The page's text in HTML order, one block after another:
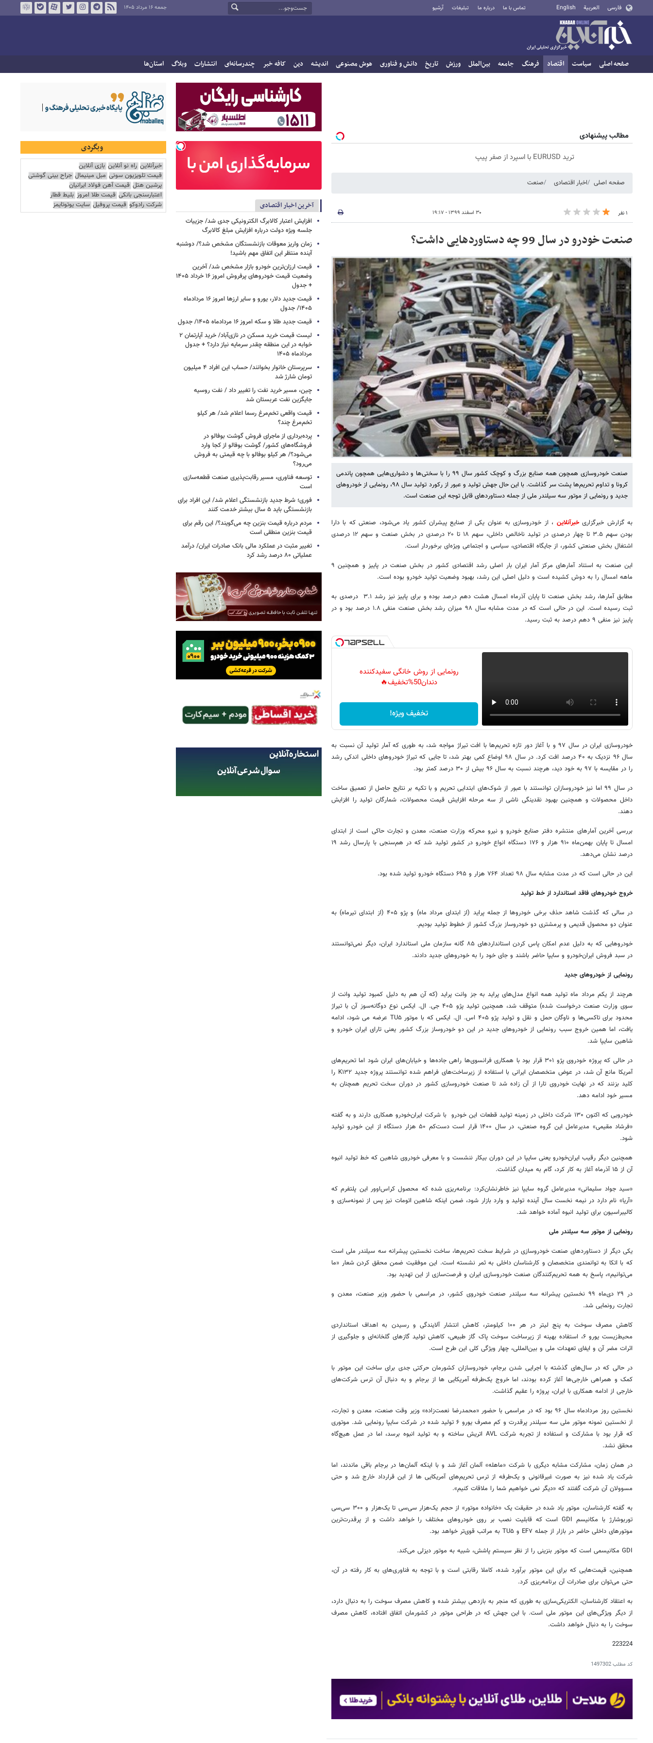
فارسی العربية English تماس با ما درباره ما تبلیغات آرشیو جمعه ۱۶ مرداد ۱۴۰۵
صفحه اصلی سیاست اقتصاد فرهنگ جامعه بین‌الملل ورزش تاریخ دانش و فناوری هوش مصنوعی اندیشه دین کافه خبر چندرسانه‌ای انتشارات وبلاگ استان‌ها
مطالب پیشنهادی
ترید EURUSD با اسپرد از صفر پیپ
صفحه اصلی اخبار اقتصادی صنعت
۱ نفر ۳۰ اسفند ۱۳۹۹ - ۱۹:۱۷
صنعت خودرو در سال 99 چه دستاوردهایی داشت؟
صنعت خودروسازی همچون همه صنایع بزرگ و کوچک کشور سال ۹۹ را با سختی‌ها و دشواری‌هایی همچون پاندمی
کرونا و تداوم تحریم‌ها پشت سر گذاشت. با این حال جهش تولید و عبور از رکورد تولید سال ۹۸، رونمایی از خودروهای
جدید و رونمایی از موتور سه سیلندر ملی از جمله دستاوردهای قابل توجه این صنعت است.
به گزارش خبرگزاریخبرآنلاین ، از خودروسازی به عنوان یکی از صنایع پیشران کشور یاد می‌شود، صنعتی که با دارا
بودن سهم ۳.۵ تا چهار درصدی در تولید ناخالص داخلی، سهم ۱۸ تا ۲۰ درصدی در بخش صنعت و سهم ۱۲ درصدی
اشتغال بخش صنعتی کشور، از جایگاه اقتصادی، سیاسی و اجتماعی ویژه‌ای برخوردار است.
این صنعت به استناد آمارهای مرکز آمار ایران بار اصلی رشد اقتصادی کشور در بخش صنعت در پاییز و همچنین ۹
ماهه امسال را به دوش کشیده است و دلیل اصلی این رشد، بهبود وضعیت تولید خودرو بوده است.
مطابق آمارها، رشد بخش صنعت تا پایان آذرماه امسال هشت دهم درصد بوده و برای پاییز نیز رشد ۳.۱ درصدی به
ثبت رسیده است. این در حالی است که در مدت مشابه سال ۹۸ میزان رشد بخش صنعت منفی ۱.۸ درصد بود و در
پاییز نیز منفی ۹ دهم درصد به ثبت رسید.
رونمایی از روش خانگی سفیدکننده
دندان50%تخفیف🔥
تخفیف ویژه!
خودروسازی ایران در سال ۹۷ و با آغاز دور تازه تحریم‌ها با افت تیراژ مواجه شد، به طوری که آمار تولید آن نسبت به
سال ۹۶ نزدیک به ۴۰ درصد افت کرد. در سال ۹۸ اوضاع کمی بهتر شد، تا جایی که تیراژ خودروهای داخلی اندکی رشد
را در مقایسه با ۹۷ به خود دید، هرچند نسبت به سال ۹۶ بیش از ۳۰ درصد کمتر بود.
در سال ۹۹ اما نیز خودروسازان توانستند با عبور از شوک‌های ابتدایی تحریم و با تکیه بر نتایج حاصل از تعمیق ساخت
داخل محصولات و همچنین بهبود نقدینگی ناشی از سه مرحله افزایش قیمت محصولات، شمارگان تولید را افزایش
دهند.
بررسی آخرین آمارهای منتشره دفتر صنایع خودرو و نیرو محرکه وزارت صنعت، معدن و تجارت حاکی است از ابتدای
امسال تا پایان بهمن‌ماه ۹۱۰ هزار و ۱۷۶ دستگاه انواع خودرو در کشور تولید شد که در هم‌سنجی با پارسال رشد ۱۹
درصد نشان می‌دهد.
این در حالی است که در مدت مشابه سال ۹۸ تعداد ۷۶۴ هزار و ۶۹۵ دستگاه خودرو تولید شده بود.
خروج خودروهای فاقد استاندارد از خط تولید
در سالی که گذشت شاهد حذف برخی خودروها از جمله پراید (از ابتدای مرداد ماه) و پژو ۴۰۵ (از ابتدای تیرماه) به
عنوان دو محصول قدیمی و پرمشتری دو خودروساز بزرگ کشور از خطوط تولید بودیم.
خودروهایی که به دلیل عدم امکان پاس کردن استانداردهای ۸۵ گانه سازمان ملی استاندارد ایران، دیگر نمی‌توانستند
در سبد فروش ایران‌خودرو و سایپا حاضر باشند و جای خود را به خودروهای جدید دادند.
رونمایی از خودروهای جدید
هرچند از یکم مرداد ماه تولید همه انواع مدل‌های پراید به جز وانت پراید (که آن هم به دلیل کمبود تولید وانت از
سوی وزارت صنعت درخواست شده) متوقف شد، همچنین تولید پژو ۴۰۵ جی. ال. ایکس نوع دوگانه‌سوز آن با تیراژ
محدود برای تاکسی‌ها و ناوگان حمل و نقل و تولید پژو ۴۰۵ اس. ال. ایکس که با موتور TU۵ عرضه می شود، ادامه
یافت، اما همین خروج سبب رونمایی از خودروهای جدید در این دو خودروساز بزرگ کشور یعنی تارای ایران خودرو و
شاهین سایپا شد.
در حالی که پروژه خودروی پژو ۳۰۱ قرار بود با همکاری فرانسوی‌ها راهی جاده‌ها و خیابان‌های ایران شود اما تحریم‌های
آمریکا مانع آن شد، در عوض متخصصان ایرانی با استفاده از زیرساخت‌های فراهم شده توانستند پروژه جدید K۱۳۲ را
کلید بزنند که در نهایت خودروی تارا از آن زاده شد تا صنعت خودروسازی کشور در دوران سخت تحریم همچنان به
مسیر خود ادامه دهد.
خودرویی که اکنون ۱۳۰ شرکت داخلی در زمینه تولید قطعات این خودرو با شرکت ایران‌خودرو همکاری دارند و به گفته
«فرشاد مقیمی» مدیرعامل این گروه صنعتی، در سال ۱۴۰۰ قرار است دست‌کم ۵۰ هزار دستگاه از این خودرو تولید
شود.
همچنین دیگر رقیب ایران‌خودرو یعنی سایپا در این دوران بیکار ننشست و با معرفی خودروی شاهین که خط تولید انبوه
آن از ۱۵ آذرماه آغاز به کار کرد، گام به میدان گذاشت.
«سید جواد سلیمانی» مدیرعامل گروه سایپا نیز خاطرنشان‌کرد: برنامه‌ریزی شده که محصول کراس‌اوور این پلتفرم که
«آریا» نام دارد در نیمه نخست سال آینده تولید و وارد بازار شود، ضمن اینکه شاهین اتومات نیز پس از نمونه‌سازی و
کالیبراسیون برای تولید انبوه آماده خواهد شد.
رونمایی از موتور سه سیلندر ملی
یکی دیگر از دستاوردهای صنعت خودروسازی در شرایط سخت تحریم‌ها، ساخت نخستین پیشرانه سه سیلندر ملی است
که با اتکا به توانمندی متخصصان و کارشناسان داخلی به ثمر نشسته است. این موفقیت ضمن محقق کردن شعار «ما
می‌توانیم»، پاسخ به همه تحریم‌کنندگان صنعت خودروسازی ایران و فرصت‌سازی از این تهدید بود.
در ۲۹ دی‌ماه ۹۹ نخستین پیشرانه سه سیلندر صنعت خودروی کشور، در مراسمی با حضور وزیر صنعت، معدن و
تجارت رونمایی شد.
کاهش مصرف سوخت به پنج لیتر در هر ۱۰۰ کیلومتر، کاهش انتشار آلایندگی و رسیدن به اهداف استانداردی
محیط‌زیست یورو ۶، استفاده بهینه از زیرساخت سوخت پاک گاز طبیعی، کاهش تولید گازهای گلخانه‌ای و جلوگیری از
اثرات مضر آن و ایفای تعهدات ملی و بین‌المللی، چهار ویژگی کلی این طرح است.
در حالی که در سال‌های گذشته با اجرایی شدن برجام، خودروسازان کشورمان حرکتی جدی برای ساخت این موتور با
کمک و همراهی خارجی‌ها آغاز کرده بودند، اما خروج یک‌طرفه آمریکایی ها از برجام و به دنبال آن ترس شرکت‌های
خارجی از ادامه همکاری با ایران، پروژه را عقیم گذاشت.
نخستین روز مردادماه سال ۹۶ بود که در مراسمی با حضور «محمدرضا نعمت‌زاده» وزیر وقت صنعت، معدن و تجارت،
از نخستین نمونه موتور ملی سه سیلندر پرقدرت و کم مصرف یورو ۶ تولید شده در شرکت سایپا رونمایی شد. موتوری
که قرار بود با مشارکت و استفاده از تجربه شرکت AVL اتریش ساخته و به تولید انبوه برسد، اما در عمل هیچ‌گاه
محقق نشد.
در همان زمان، مشارکت مشابه دیگری با شرکت «ماهله» آلمان آغاز شد و با اینکه آلمان‌ها در برجام باقی ماندند، اما
شرکت یاد شده نیز به صورت غیرقانونی و یک‌طرفه از ترس تحریم‌های آمریکایی ها از این قرارداد خارج شد و حتی
مسوولان آن شرکت گفتند که «دیگر نمی خواهیم شما را ملاقات کنیم».
به گفته کارشناسان، موتور یاد شده در حقیقت یک «خانواده موتور» از حجم یک‌هزار سی‌سی تا یک‌هزار و ۳۰۰ سی‌سی
توربوشارژ با مکانیسم GDI است که قابلیت نصب بر روی خودروهای مختلف را خواهد داشت و از پرقدرت‌ترین
موتورهای داخلی حاضر در بازار از جمله EF۷ و TU۵ به مراتب قوی‌تر خواهد بود.
GDI مکانیسمی است که موتور بنزینی را از نظر سیستم پاشش، شبیه به موتور دیزلی می‌کند.
همچنین، قیمت‌هایی که برای این موتور برآورد شده، کاملا رقابتی است و با توجه به فناوری‌های به کار رفته در آن،
حتی می‌توان برای صادرات آن برنامه‌ریزی کرد.
به اعتقاد کارشناسان، الکتریکی‌سازی به طوری که منجر به بازدهی بیشتر شده و کاهش مصرف سوخت را به دنبال دارد،
از دیگر ویژگی‌های این موتور ملی است. با این جهش که در طراحی موتور در کشورمان اتفاق افتاده، کاهش مصرف
سوخت را به دنبال خواهد داشت.
223224
کد مطلب1497302
آخرین اخبار اقتصادی
افزایش اعتبار کالابرگ الکترونیکی جدی شد/ جزییات
جلسه ویژه دولت درباره افزایش مبلغ کالابرگ
زمان واریز معوقات بازنشستگان مشخص شد؟/ دوشنبه
آینده منتظر این اتفاق مهم باشید!
قیمت ارزان‌ترین خودرو بازار مشخص شد/ آخرین
وضعیت قیمت خودروهای پرفروش امروز ۱۶ خرداد ۱۴۰۵
+ جدول
قیمت جدید دلار، یورو و سایر ارزها امروز ۱۶ مردادماه
۱۴۰۵/ جدول
قیمت جدید طلا و سکه امروز ۱۶ مردادماه ۱۴۰۵/ جدول
لیست قیمت خرید مسکن در نازی‌آباد/ خرید آپارتمان ۲
خوابه در این منطقه چقدر سرمایه نیاز دارد؟ + جدول
مردادماه ۱۴۰۵
سرپرستان خانوار بخوانند/ حساب این افراد ۴ میلیون
تومان شارژ شد
چین، مسیر خرید نفت را تغییر داد / نفت روسیه
جایگزین نفت عربستان شد
قیمت واقعی تخم‌مرغ رسما اعلام شد/ هر کیلو
تخم‌مرغ چند؟
پرده‌برداری از ماجرای فروش گوشت بوفالو در
فروشگاه‌های کشور/ گوشت بوفالو از کجا وارد
می‌شود؟/ هر کیلو بوفالو با چه قیمتی به فروش
می‌رود؟
توسعه فناوری، مسیر رقابت‌پذیری صنعت قطعه‌سازی
است
فوری؛ شرط جدید بازنشستگی اعلام شد/ این افراد برای
بازنشستگی باید ۵ سال بیشتر خدمت کنند
مردم درباره قیمت بنزین چه می‌گویند؟/ این رقم برای
قیمت بنزین منطقی است
تغییر مثبت در عملکرد مالی بانک صادرات ایران/ درآمد
عملیاتی ۸۰ درصد رشد کرد
وبگردی
خبرآنلاین راه نو آنلاین بازی آنلاین
قیمت تلویزیون سونی مبل مینیمال جراح بینی گوشتی
پرشین هتل قیمت آهن فولاد ایرانیان
اعتبارسنجی بانکی قیمت طلا امروز بلیط قطار
شرکت رادوکو قیمت پروفیل سایت یوتوتایمز